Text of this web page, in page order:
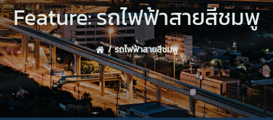
Feature: รถไฟฟ้าสายสีชมพู
รถไฟฟ้าสายสีชมพู